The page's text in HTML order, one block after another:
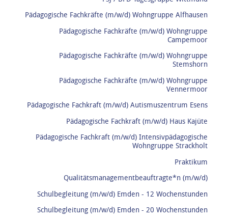
Pädagogische Fachkräfte (m/w/d) Wohngruppe Alfhausen
Pädagogische Fachkräfte (m/w/d) Wohngruppe
Campemoor
Pädagogische Fachkräfte (m/w/d) Wohngruppe
Stemshorn
Pädagogische Fachkräfte (m/w/d) Wohngruppe
Vennermoor
Pädagogische Fachkraft (m/w/d) Autismuszentrum Esens
Pädagogische Fachkraft (m/w/d) Haus Kajüte
Pädagogische Fachkraft (m/w/d) Intensivpädagogische
Wohngruppe Strackholt
Praktikum
Qualitätsmanagementbeauftragte*n (m/w/d)
Schulbegleitung (m/w/d) Emden - 12 Wochenstunden
Schulbegleitung (m/w/d) Emden - 20 Wochenstunden